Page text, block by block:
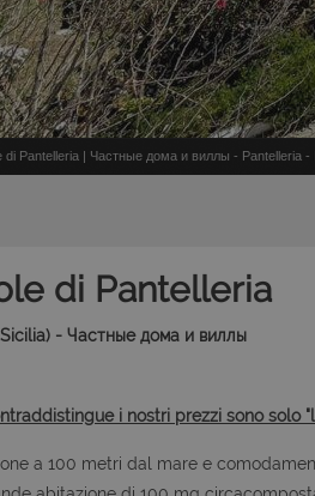
di Pantelleria | Частные дома и виллы - Pantelleria -
di Pantelleria
- Частные дома и виллы
i nostri prezzi sono solo
a 100 metri dal mare e